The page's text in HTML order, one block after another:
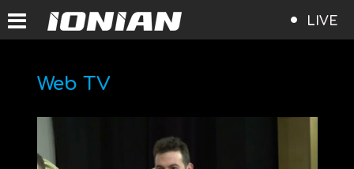
LIVE
Web TV